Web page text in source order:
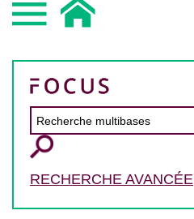
RECHERCHE AVANCÉE